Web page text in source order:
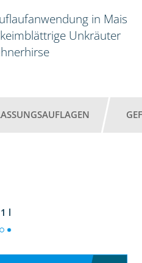
in Mais
Unkräuter
1 l